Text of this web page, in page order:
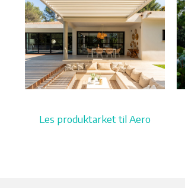
Les produktarket til Aero